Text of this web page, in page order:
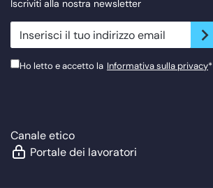
Iscriviti alla nostra newsletter
newsletter.suscribe
Ho letto e accetto la Informativa sulla privacy*
Canale etico
Portale dei lavoratori